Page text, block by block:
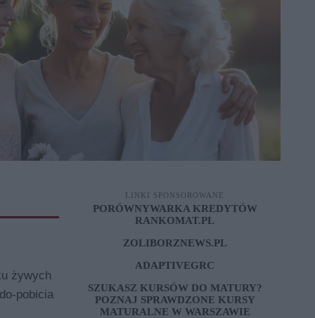
żywych
pobicia
LINKI SPONSOROWANE
PORÓWNYWARKA KREDYTÓW
RANKOMAT.PL
ZOLIBORZNEWS.PL
ADAPTIVEGRC
SZUKASZ KURSÓW DO MATURY?
POZNAJ SPRAWDZONE KURSY
MATURALNE W WARSZAWIE